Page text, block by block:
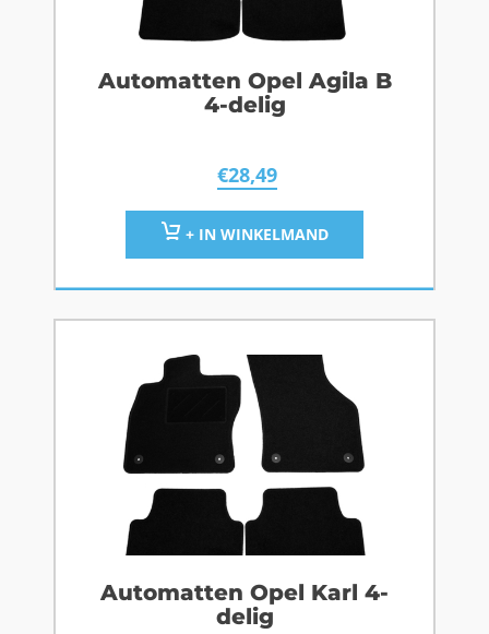
Automatten Opel Agila B
4-delig
€28,49
+ IN WINKELMAND
Automatten Opel Karl 4-
delig